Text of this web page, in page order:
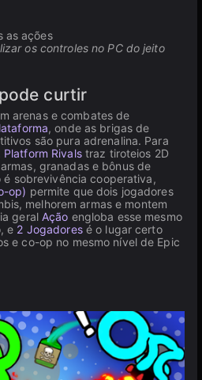
as ações
os controles no PC do jeito
curtir
arenas e combates de
, onde as brigas de
são pura adrenalina. Para
Platform Rivalstraz tiroteios 2D
granadas e bônus de
é sobrevivência cooperativa,
op) permite que dois jogadores
melhorem armas e montem
geralAção engloba esse mesmo
e 2 Jogadoresé o lugar certo
e co-op no mesmo nível de Epic